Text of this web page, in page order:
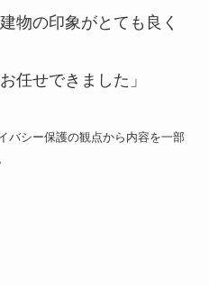
物の印象がとても良く
任せできました」
バシー保護の観点から内容を一部